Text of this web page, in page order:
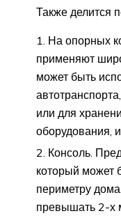
Также делится
На опорных
применяют
может быть
или для
оборудования,
Консоль.
который может
периметру
превышать 2-х